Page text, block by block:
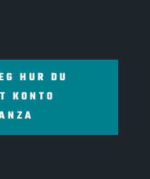
HUR DU
KONTO